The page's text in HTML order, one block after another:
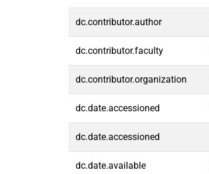
dc.contributor.author
dc.contributor.faculty
dc.contributor.organization
dc.date.accessioned
dc.date.accessioned
dc.date.available